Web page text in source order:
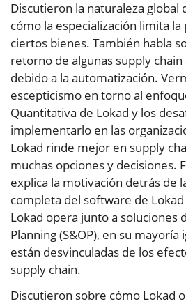
Discutieron la naturaleza global
cómo la especialización limita
ciertos bienes. También habla
retorno de algunas supply chain
debido a la automatización.
escepticismo en torno al
Quantitativa de Lokad y los
implementarlo en las
Lokad rinde mejor en supply
muchas opciones y decisiones.
explica la motivación detrás de
completa del software de
Lokad opera junto a soluciones
Planning (S&OP), en su mayoría
están desvinculadas de los
supply chain.
Discutieron sobre cómo Lokad